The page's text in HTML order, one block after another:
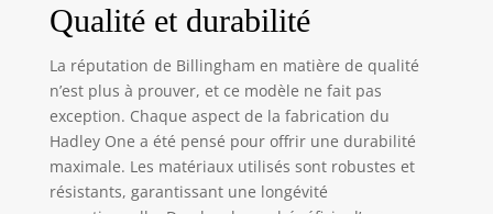
Qualité et durabilité
La réputation de Billingham en matière de qualité
n’est plus à prouver, et ce modèle ne fait pas
exception. Chaque aspect de la fabrication du
Hadley One a été pensé pour offrir une durabilité
maximale. Les matériaux utilisés sont robustes et
résistants, garantissant une longévité